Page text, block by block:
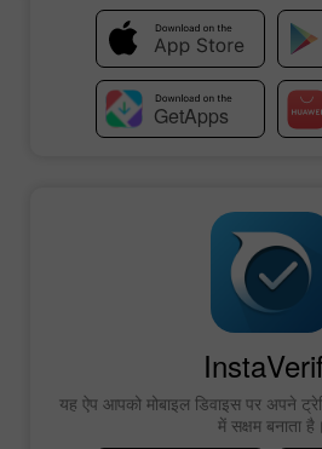
यह ऐप आपको मोबाइल डिवाइस पर अपने
में सक्षम बनाता है।